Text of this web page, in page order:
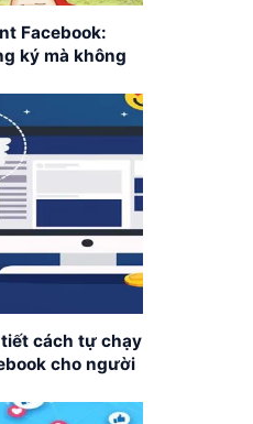
Facebook:
ký mà không
cách tự chạy
cho người